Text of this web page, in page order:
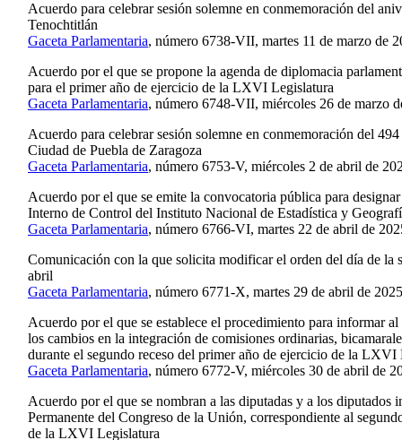
Acuerdo para celebrar sesión solemne en conmemoración del
Tenochtitlán
Gaceta Parlamentaria, número 6738-VII, martes 11 de marzo de
Acuerdo por el que se propone la agenda de diplomacia
para el primer año de ejercicio de la LXVI Legislatura
Gaceta Parlamentaria, número 6748-VII, miércoles 26 de marzo
Acuerdo para celebrar sesión solemne en conmemoración del
Ciudad de Puebla de Zaragoza
Gaceta Parlamentaria, número 6753-V, miércoles 2 de abril de
Acuerdo por el que se emite la convocatoria pública para
Interno de Control del Instituto Nacional de Estadística y
Gaceta Parlamentaria, número 6766-VI, martes 22 de abril de
Comunicación con la que solicita modificar el orden del día de la
abril
Gaceta Parlamentaria, número 6771-X, martes 29 de abril de
Acuerdo por el que se establece el procedimiento para informar
los cambios en la integración de comisiones ordinarias,
durante el segundo receso del primer año de ejercicio de la LXVI
Gaceta Parlamentaria, número 6772-V, miércoles 30 de abril de
Acuerdo por el que se nombran a las diputadas y a los diputados
Permanente del Congreso de la Unión, correspondiente al
de la LXVI Legislatura